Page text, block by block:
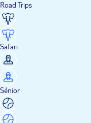
Road Trips
Safari
Sénior